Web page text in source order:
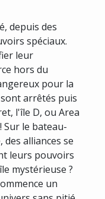
depuis des
spéciaux.
leur
hors du
pour la
arrêtés puis
l'île D, ou Area
Sur le bateau-
alliances se
leurs pouvoirs
mystérieuse ?
un